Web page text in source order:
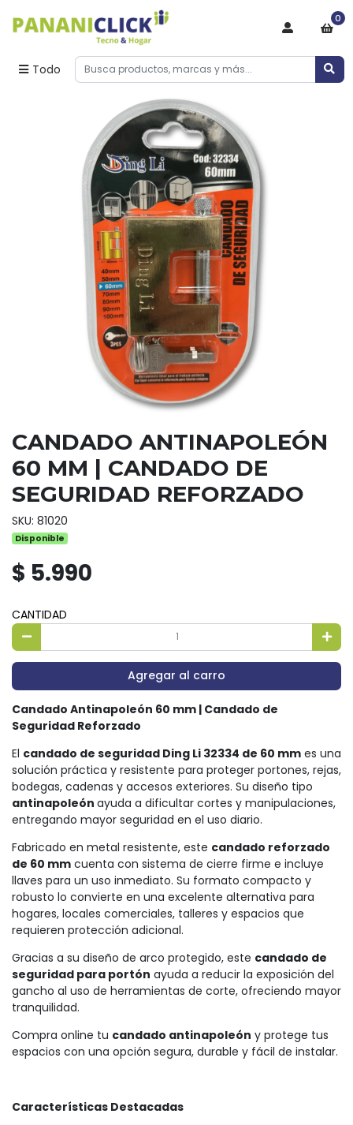
Todo
0
CANDADO ANTINAPOLEÓN
60 MM | CANDADO DE
SEGURIDAD REFORZADO
SKU: 81020
Disponible
$ 5.990
CANTIDAD
Agregar al carro
Candado Antinapoleón 60 mm | Candado de
Seguridad Reforzado
El candado de seguridad Ding Li 32334 de 60 mm es una
solución práctica y resistente para proteger portones, rejas,
bodegas, cadenas y accesos exteriores. Su diseño tipo
antinapoleón ayuda a dificultar cortes y manipulaciones,
entregando mayor seguridad en el uso diario.
Fabricado en metal resistente, este candado reforzado
de 60 mm cuenta con sistema de cierre firme e incluye
llaves para un uso inmediato. Su formato compacto y
robusto lo convierte en una excelente alternativa para
hogares, locales comerciales, talleres y espacios que
requieren protección adicional.
Gracias a su diseño de arco protegido, este candado de
seguridad para portón ayuda a reducir la exposición del
gancho al uso de herramientas de corte, ofreciendo mayor
tranquilidad.
Compra online tu candado antinapoleón y protege tus
espacios con una opción segura, durable y fácil de instalar.
Características Destacadas